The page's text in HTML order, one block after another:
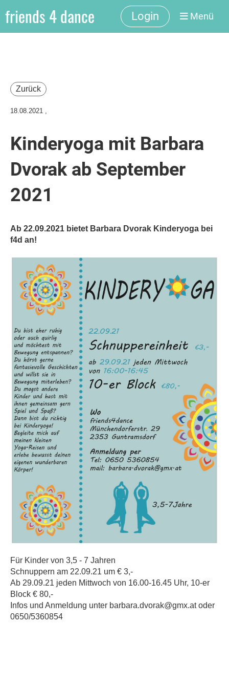
friends 4 dance Login Menü
Zurück
18.08.2021 ,
Kinderyoga mit Barbara
Dvorak ab September
2021
Ab 22.09.2021 bietet Barbara Dvorak Kinderyoga bei
f4d an!
Für Kinder von 3,5 - 7 Jahren
Schnuppern am 22.09.21 um € 3,-
Ab 29.09.21 jeden Mittwoch von 16.00-16.45 Uhr, 10-er
Block € 80,-
Infos und Anmeldung unter barbara.dvorak@gmx.at oder
0650/5360854